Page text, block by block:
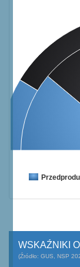
WSKAŹNIKI
(Źródło: GUS, NSP